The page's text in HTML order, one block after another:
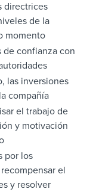
directrices
de la
momento
de confianza con
las inversiones
compañía
el trabajo de
y motivación
por los
el
y resolver